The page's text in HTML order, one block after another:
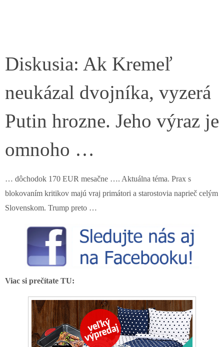
Diskusia: Ak Kremeľ
neukázal dvojníka, vyzerá
Putin hrozne. Jeho výraz je
omnoho …
… dôchodok 170 EUR mesačne …. Aktuálna téma. Prax s
blokovaním kritikov majú vraj primátori a starostovia naprieč celým
Slovenskom. Trump preto …
Viac si prečítate TU: